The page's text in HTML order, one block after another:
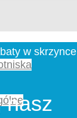
w skrzynce
nasz